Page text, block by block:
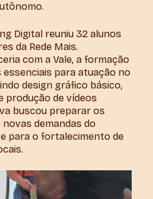
Digital reuniu 32 alunos
da Rede Mais.
com a Vale, a formação
para atuação no
design gráfico básico,
produção de vídeos
buscou preparar os
demandas do
para o fortalecimento de